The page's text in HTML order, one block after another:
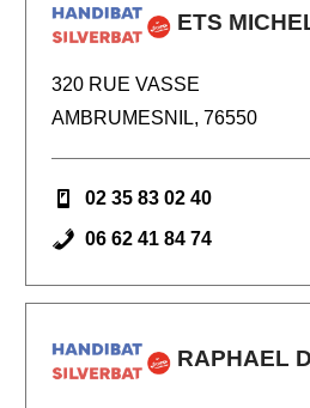
ETS
320 RUE VASSE
AMBRUMESNIL, 76550
02 35 83 02 40
06 62 41 84 74
RAPHAEL